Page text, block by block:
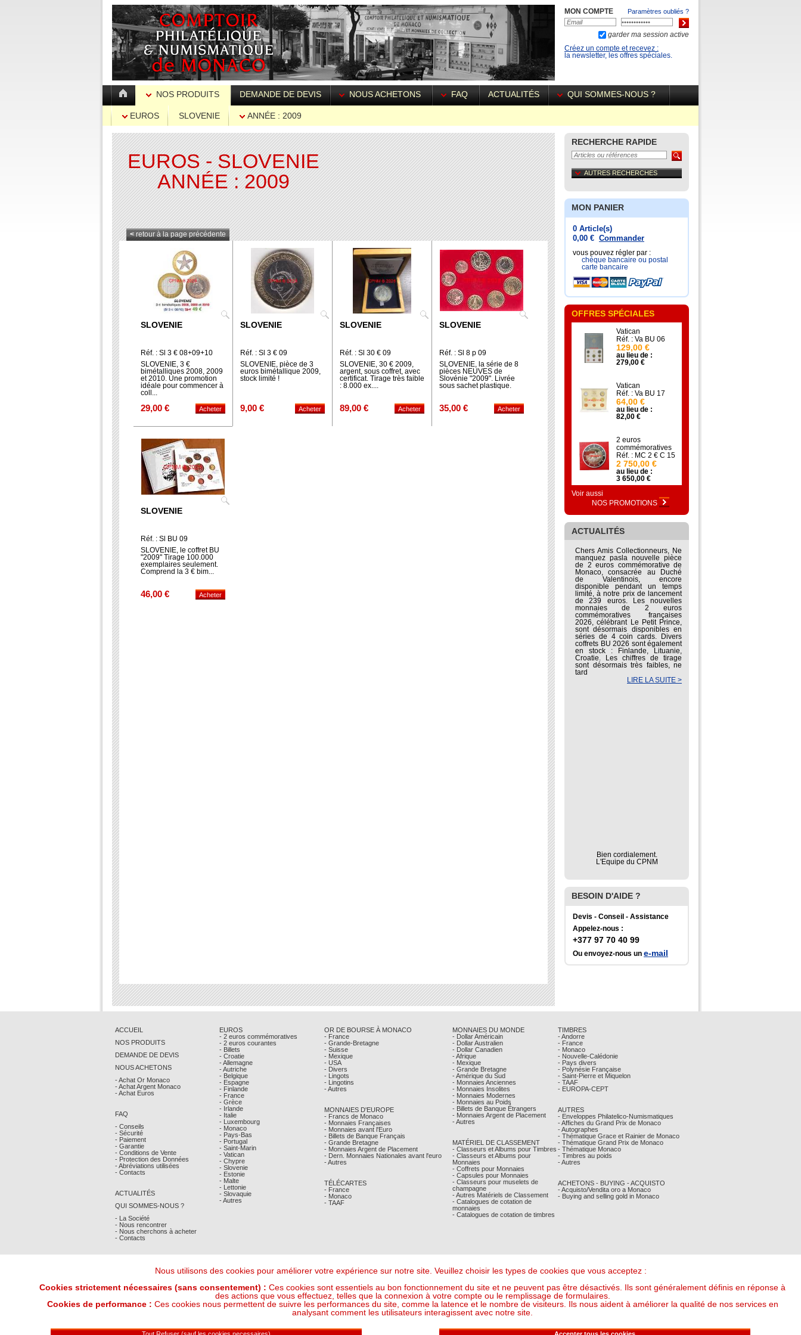
MON COMPTE Paramètres oubliés ?
garder ma session active
Créez un compte et recevez :
la newsletter, les offres spéciales.
NOS PRODUITS DEMANDE DE DEVIS NOUS ACHETONS FAQ ACTUALITÉS QUI SOMMES-NOUS ?
EUROS SLOVENIE ANNÉE : 2009
EUROS - SLOVENIE
ANNÉE : 2009
< retour à la page précédente
SLOVENIE
Réf. : Sl 3 € 08+09+10
SLOVENIE, 3 €
bimétalliques 2008, 2009
et 2010. Une promotion
idéale pour commencer à
coll...
29,00 €
SLOVENIE
Réf. : Sl 3 € 09
SLOVENIE, pièce de 3
euros bimétallique 2009,
stock limité !
9,00 €
SLOVENIE
Réf. : Sl 30 € 09
SLOVENIE, 30 € 2009,
argent, sous coffret, avec
certificat. Tirage très faible
: 8.000 ex....
89,00 €
SLOVENIE
Réf. : Sl 8 p 09
SLOVENIE, la série de 8
pièces NEUVES de
Slovénie "2009". Livrée
sous sachet plastique.
35,00 €
SLOVENIE
Réf. : Sl BU 09
SLOVENIE, le coffret BU
"2009" Tirage 100.000
exemplaires seulement.
Comprend la 3 € bim...
46,00 €
RECHERCHE RAPIDE
AUTRES RECHERCHES
MON PANIER
0 Article(s)
0,00 € Commander
vous pouvez régler par :
chéque bancaire ou postal
carte bancaire
OFFRES SPÉCIALES
Vatican
Réf. : Va BU 06
129,00 €
au lieu de :
279,00 €
Vatican
Réf. : Va BU 17
64,00 €
au lieu de :
82,00 €
2 euros
commémoratives
Réf. : MC 2 € C 15
2 750,00 €
au lieu de :
3 650,00 €
Voir aussi
NOS PROMOTIONS
ACTUALITÉS
Chers Amis Collectionneurs, Ne
manquez pasla nouvelle pièce
de 2 euros commémorative de
Monaco, consacrée au Duché
de Valentinois, encore
disponible pendant un temps
limité, à notre prix de lancement
de 239 euros. Les nouvelles
monnaies de 2 euros
commémoratives françaises
2026, célébrant Le Petit Prince,
sont désormais disponibles en
séries de 4 coin cards. Divers
coffrets BU 2026 sont également
en stock : Finlande, Lituanie,
Croatie. Les chiffres de tirage
sont désormais très faibles, ne
tard
LIRE LA SUITE >
Bien cordialement.
L'Equipe du CPNM
BESOIN D'AIDE ?
Devis - Conseil - Assistance
Appelez-nous :
+377 97 70 40 99
Ou envoyez-nous un e-mail
ACCUEIL
NOS PRODUITS
DEMANDE DE DEVIS
NOUS ACHETONS
- Achat Or Monaco
- Achat Argent Monaco
- Achat Euros
FAQ
- Conseils
- Sécurité
- Paiement
- Garantie
- Conditions de Vente
- Protection des Données
- Abréviations utilisées
- Contacts
ACTUALITÉS
QUI SOMMES-NOUS ?
- La Société
- Nous rencontrer
- Nous cherchons à acheter
- Contacts
EUROS
- 2 euros commémoratives
- 2 euros courantes
- Billets
- Croatie
- Allemagne
- Autriche
- Belgique
- Espagne
- Finlande
- France
- Grèce
- Irlande
- Italie
- Luxembourg
- Monaco
- Pays-Bas
- Portugal
- Saint-Marin
- Vatican
- Chypre
- Slovenie
- Estonie
- Malte
- Lettonie
- Slovaquie
- Autres
OR DE BOURSE À MONACO
- France
- Grande-Bretagne
- Suisse
- Mexique
- USA
- Divers
- Lingots
- Lingotins
- Autres
MONNAIES D'EUROPE
- Francs de Monaco
- Monnaies Françaises
- Monnaies avant l'Euro
- Billets de Banque Français
- Grande Bretagne
- Monnaies Argent de Placement
- Dern. Monnaies Nationales avant l'euro
- Autres
TÉLÉCARTES
- France
- Monaco
- TAAF
MONNAIES DU MONDE
- Dollar Américain
- Dollar Australien
- Dollar Canadien
- Afrique
- Mexique
- Grande Bretagne
- Amérique du Sud
- Monnaies Anciennes
- Monnaies Insolites
- Monnaies Modernes
- Monnaies au Poids
- Billets de Banque Étrangers
- Monnaies Argent de Placement
- Autres
MATÉRIEL DE CLASSEMENT
- Classeurs et Albums pour Timbres
- Classeurs et Albums pour
Monnaies
- Coffrets pour Monnaies
- Capsules pour Monnaies
- Classeurs pour muselets de
champagne
- Autres Matériels de Classement
- Catalogues de cotation de
monnaies
- Catalogues de cotation de timbres
TIMBRES
- Andorre
- France
- Monaco
- Nouvelle-Calédonie
- Pays divers
- Polynésie Française
- Saint-Pierre et Miquelon
- TAAF
- EUROPA-CEPT
AUTRES
- Enveloppes Philatelico-Numismatiques
- Affiches du Grand Prix de Monaco
- Autographes
- Thématique Grace et Rainier de Monaco
- Thématique Grand Prix de Monaco
- Thématique Monaco
- Timbres au poids
- Autres
ACHETONS - BUYING - ACQUISTO
- Acquisto/Vendita oro a Monaco
- Buying and selling gold in Monaco
Mentions Légales- © Comptoir Philatelique et Numismatique de Monaco 2026
Nous utilisons des cookies pour améliorer votre expérience sur notre site. Veuillez choisir les types de cookies que vous acceptez :
Cookies strictement nécessaires (sans consentement) : Ces cookies sont essentiels au bon fonctionnement du site et ne peuvent pas être désactivés. Ils sont généralement définis en réponse à
des actions que vous effectuez, telles que la connexion à votre compte ou le remplissage de formulaires.
Cookies de performance : Ces cookies nous permettent de suivre les performances du site, comme la latence et le nombre de visiteurs. Ils nous aident à améliorer la qualité de nos services en
analysant comment les utilisateurs interagissent avec notre site.